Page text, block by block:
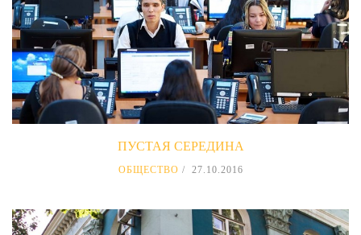
ПУСТАЯ СЕРЕДИНА
ОБЩЕСТВО 27.10.2016